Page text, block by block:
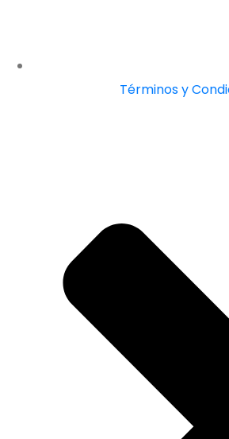
Términos y